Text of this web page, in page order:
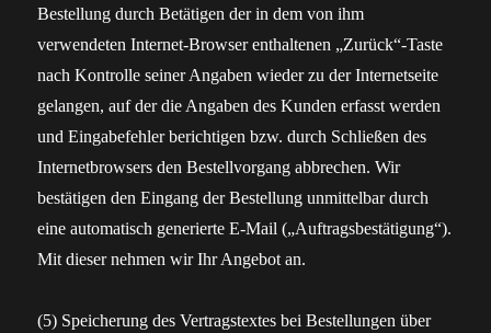
Bestellung durch Betätigen der in dem von ihm
verwendeten Internet-Browser enthaltenen „Zurück“-Taste
nach Kontrolle seiner Angaben wieder zu der Internetseite
gelangen, auf der die Angaben des Kunden erfasst werden
und Eingabefehler berichtigen bzw. durch Schließen des
Internetbrowsers den Bestellvorgang abbrechen. Wir
bestätigen den Eingang der Bestellung unmittelbar durch
eine automatisch generierte E-Mail („Auftragsbestätigung“).
Mit dieser nehmen wir Ihr Angebot an.
(5) Speicherung des Vertragstextes bei Bestellungen über